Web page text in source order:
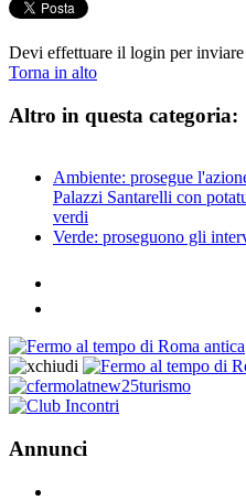
Devi effettuare il login per
Torna in alto
Altro in questa categoria:
Ambiente: prosegue
Palazzi Santarelli con
verdi
Verde: proseguono gli
Annunci